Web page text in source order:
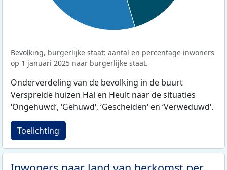
Bevolking, burgerlijke staat: aantal en percentage inwoners
op 1 januari 2025 naar burgerlijke staat.
Onderverdeling van de bevolking in de buurt
Verspreide huizen Hal en Heult naar de situaties
‘Ongehuwd‘, ‘Gehuwd‘, ‘Gescheiden‘ en ‘Verweduwd‘.
Toelichting